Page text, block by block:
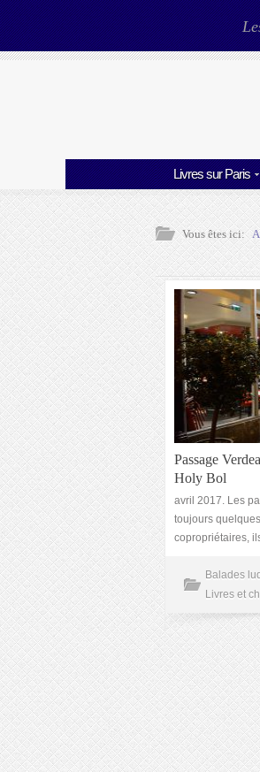
Livres sur Paris
Vous êtes ici:
Passage
Holy Bol
avril 2017. Les
toujours
copropriétaires,
Balades
Livres et